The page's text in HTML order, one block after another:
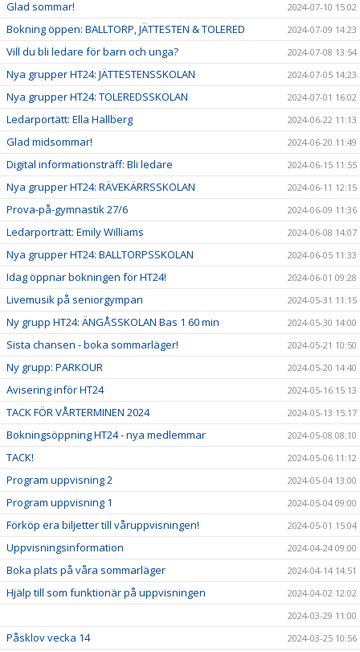
Glad sommar! 2024-07-10 15:02
Bokning öppen: BALLTORP, JÄTTESTEN & TOLERED 2024-07-09 14:23
Vill du bli ledare för barn och unga? 2024-07-08 13:54
Nya grupper HT24: JÄTTESTENSSKOLAN 2024-07-05 14:23
Nya grupper HT24: TOLEREDSSKOLAN 2024-07-01 16:02
Ledarportätt: Ella Hallberg 2024-06-22 11:13
Glad midsommar! 2024-06-20 11:49
Digital informationsträff: Bli ledare 2024-06-15 11:55
Nya grupper HT24: RÄVEKÄRRSSKOLAN 2024-06-11 12:15
Prova-på-gymnastik 27/6 2024-06-09 11:36
Ledarporträtt: Emily Williams 2024-06-08 14:07
Nya grupper HT24: BALLTORPSSKOLAN 2024-06-05 11:33
Idag öppnar bokningen för HT24! 2024-06-01 09:28
Livemusik på seniorgympan 2024-05-31 11:15
Ny grupp HT24: ÄNGÅSSKOLAN Bas 1 60 min 2024-05-30 14:00
Sista chansen - boka sommarläger! 2024-05-21 10:50
Ny grupp: PARKOUR 2024-05-20 14:40
Avisering inför HT24 2024-05-16 15:13
TACK FÖR VÅRTERMINEN 2024 2024-05-13 15:17
Bokningsöppning HT24 - nya medlemmar 2024-05-08 08:10
TACK! 2024-05-06 11:12
Program uppvisning 2 2024-05-04 13:00
Program uppvisning 1 2024-05-04 09:00
Förköp era biljetter till våruppvisningen! 2024-05-01 15:04
Uppvisningsinformation 2024-04-24 09:00
Boka plats på våra sommarläger 2024-04-14 14:51
Hjälp till som funktionär på uppvisningen
2024-04-02 12:02
2024-03-29 11:00
Påsklov vecka 14 2024-03-25 10:56